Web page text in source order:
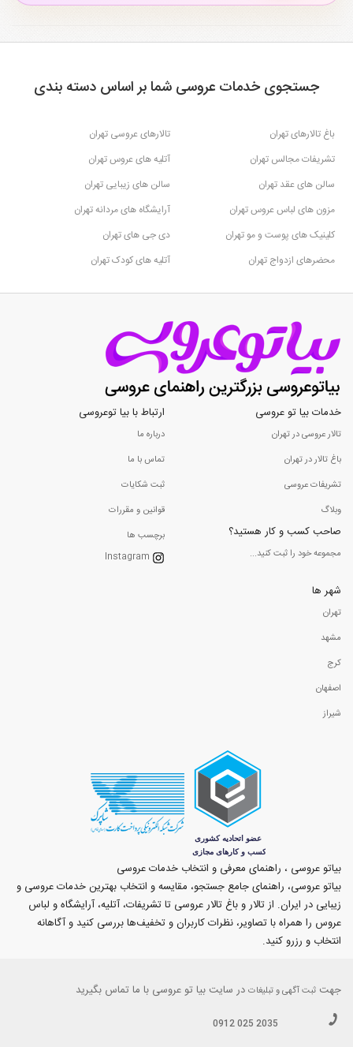
جستجوی خدمات عروسی شما بر اساس دسته بندی
باغ تالارهای تهران
تالارهای عروسی تهران
تشریفات مجالس تهران
آتلیه های عروس تهران
سالن های عقد تهران
سالن های زیبایی تهران
مزون های لباس عروس تهران
آرایشگاه های مردانه تهران
کلینیک های پوست و مو تهران
دی جی های تهران
محضرهای ازدواج تهران
آتلیه های کودک تهران
خدمات بیا تو عروسی
تالار عروسی در تهران
باغ تالار در تهران
تشریفات عروسی
وبلاگ
صاحب کسب و کار هستید؟
مجموعه خود را ثبت کنید...
ارتباط با بیا توعروسی
درباره ما
تماس با ما
ثبت شکایات
قوانین و مقررات
برچسب ها
Instagram
شهر ها
تهران
مشهد
کرج
اصفهان
شیراز
بیاتو عروسی ، راهنمای معرفی و انتخاب خدمات عروسی
بیاتو عروسی، راهنمای جامع جستجو، مقایسه و انتخاب بهترین خدمات عروسی و
زیبایی در ایران. از تالار و باغ تالار عروسی تا تشریفات، آتلیه، آرایشگاه و لباس
عروس را همراه با تصاویر، نظرات کاربران و تخفیف‌ها بررسی کنید و آگاهانه
انتخاب و رزرو کنید.
جهت ثبت آگهی و تبلیغات در سایت بیا تو عروسی با ما تماس بگیرید
0912 025 2035